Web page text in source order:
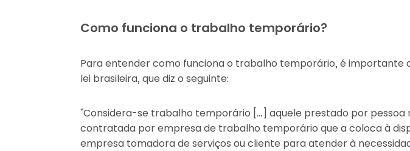
Como funciona o trabalho temporário?
Para entender como funciona o trabalho temporário, é importante
lei brasileira, que diz o seguinte:
“Considera-se trabalho temporário […] aquele prestado por pessoa
contratada por empresa de trabalho temporário que a coloca à
empresa tomadora de serviços ou cliente para atender à